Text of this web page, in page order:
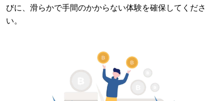
びに、滑らかで手間のかからない体験を確保してくださ
い。